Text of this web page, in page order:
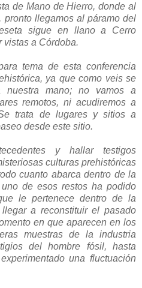
de Mano de Hierro, donde al
pronto llegamos al páramo del
sigue en llano a Cerro
vistas a Córdoba.
tema de esta conferencia
ya que como veis se
mano; no vamos a
remotos, ni acudiremos a
trata de lugares y sitios a
desde este sitio.
y hallar testigos
culturas prehistóricas
cuanto abarca dentro de la
de esos restos ha podido
le pertenece dentro de la
a reconstituir el pasado
en que aparecen en los
muestras de la industria
del hombre fósil, hasta
una fluctuación